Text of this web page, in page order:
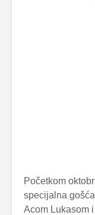
Početkom
specijalna
Acom Lukasom